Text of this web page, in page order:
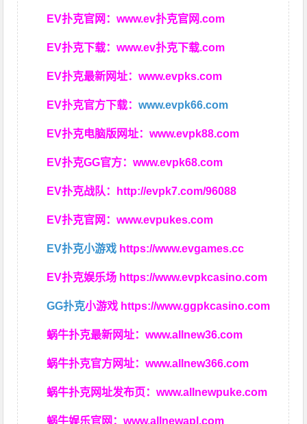
EV扑克官网：www.ev扑克官网.com
EV扑克下载：www.ev扑克下载.com
EV扑克最新网址：www.evpks.com
EV扑克官方下载：www.evpk66.com
EV扑克电脑版网址：www.evpk88.com
EV扑克GG官方：www.evpk68.com
EV扑克战队： http://evpk7.com/96088
EV扑克官网：www.evpukes.com
EV扑克小游戏 https://www.evgames.cc
EV扑克娱乐场 https://www.evpkcasino.com
GG扑克小游戏 https://www.ggpkcasino.com
蜗牛扑克最新网址：www.allnew36.com
蜗牛扑克官方网址：www.allnew366.com
蜗牛扑克网址发布页：www.allnewpuke.com
蜗牛娱乐官网：www.allnewapl.com